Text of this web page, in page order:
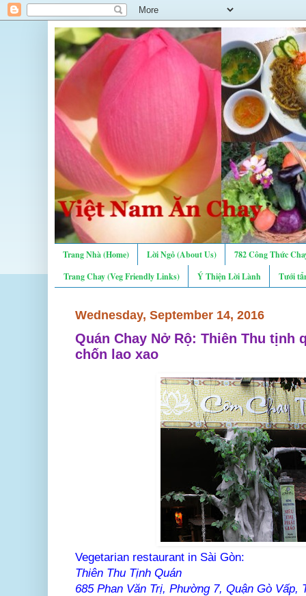
Trang Nhà (Home) Lời Ngỏ (About Us)
782 Công Thức
Trang Chay (Veg Friendly Links)
Ý Thiện Lời Lành Tưới
Wednesday, September 14, 2016
Quán Chay Nở Rộ: Thiên Thu tịnh
chốn lao xao
Vegetarian restaurant in Sài Gòn:
Thiên Thu Tịnh Quán
685 Phan Văn Trị, Phường 7, Quận Gò Vấp,